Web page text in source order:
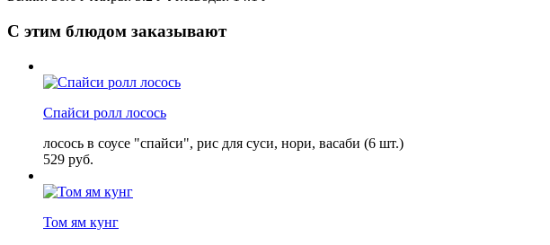
С этим блюдом заказывают
Спайси ролл лосось
лосось в соусе "спайси", рис для суси, нори, васаби (6 шт.)
529 руб.
Том ям кунг